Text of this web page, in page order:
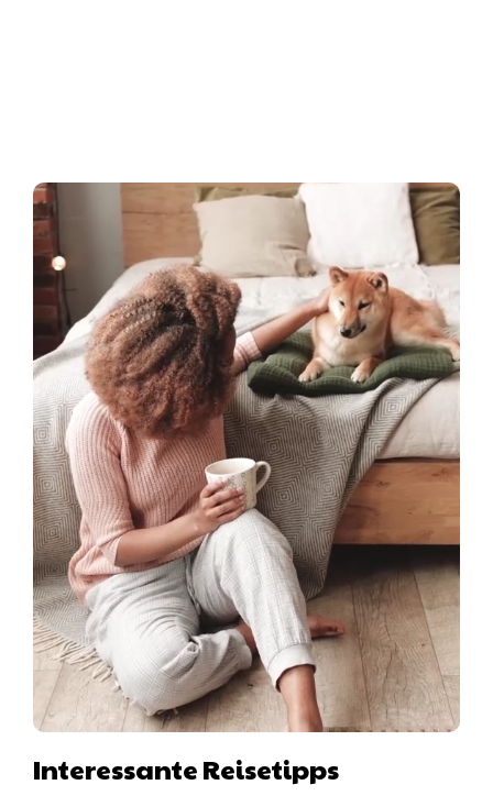
Interessante Reisetipps